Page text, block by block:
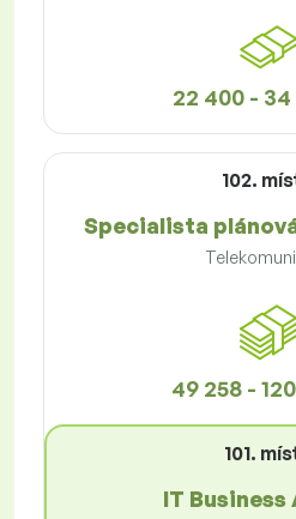
22 400 - 34
102.
Specialista
49 258 -
101.
IT Business